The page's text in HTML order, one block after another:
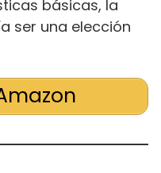
básicas, la
ser una elección